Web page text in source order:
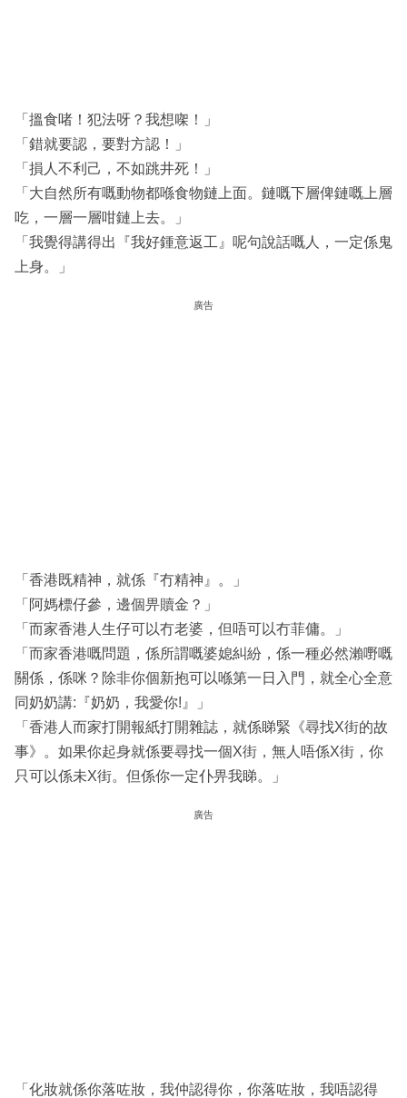
「搵食啫！犯法呀？我想㗎！」
「錯就要認，要對方認！」
「損人不利己，不如跳井死！」
「大自然所有嘅動物都喺食物鏈上面。鏈嘅下層俾鏈嘅上層
吃，一層一層咁鏈上去。」
「我覺得講得出『我好鍾意返工』呢句說話嘅人，一定係鬼
上身。」
廣告
「香港既精神，就係『冇精神』。」
「阿媽標仔參，邊個畀贖金？」
「而家香港人生仔可以冇老婆，但唔可以冇菲傭。」
「而家香港嘅問題，係所謂嘅婆媳糾紛，係一種必然瀨嘢嘅
關係，係咪？除非你個新抱可以喺第一日入門，就全心全意
同奶奶講:『奶奶，我愛你!』」
「香港人而家打開報紙打開雜誌，就係睇緊《尋找X街的故
事》。如果你起身就係要尋找一個X街，無人唔係X街，你
只可以係未X街。但係你一定仆畀我睇。」
廣告
「化妝就係你落咗妝，我仲認得你，你落咗妝，我唔認得